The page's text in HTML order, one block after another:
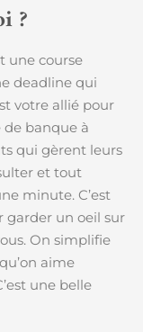
?
une course
deadline qui
votre allié pour
de banque à
qui gèrent leurs
et tout
minute. C’est
garder un oeil sur
On simplifie
aime
une belle